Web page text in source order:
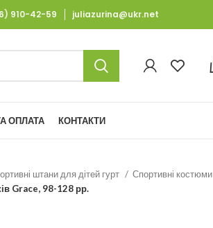
910-42-59 juliazurina@ukr.net
ОПЛАТА КОНТАКТИ
штани для дітей гурт
Спортивні костюми
Grace, 98-128 рр.